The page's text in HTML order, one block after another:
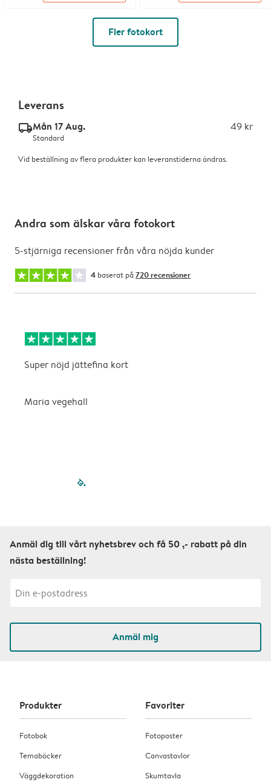
Fler fotokort
Leverans
delivery_standard_v2Mån 17 Aug. 49 kr
Standard
Vid beställning av flera produkter kan leveranstiderna ändras.
Andra som älskar våra fotokort
5-stjärniga recensioner från våra nöjda kunder
4 baserat på 720 recensioner
Super nöjd jättefina kort
Maria vegehall
filled-pagination
Anmäl dig till vårt nyhetsbrev och få 50 ,- rabatt på din
nästa beställning!
Anmäl mig
Produkter
Fotobok
Temaböcker
Väggdekoration
Favoriter
Fotoposter
Canvastavlor
Skumtavla